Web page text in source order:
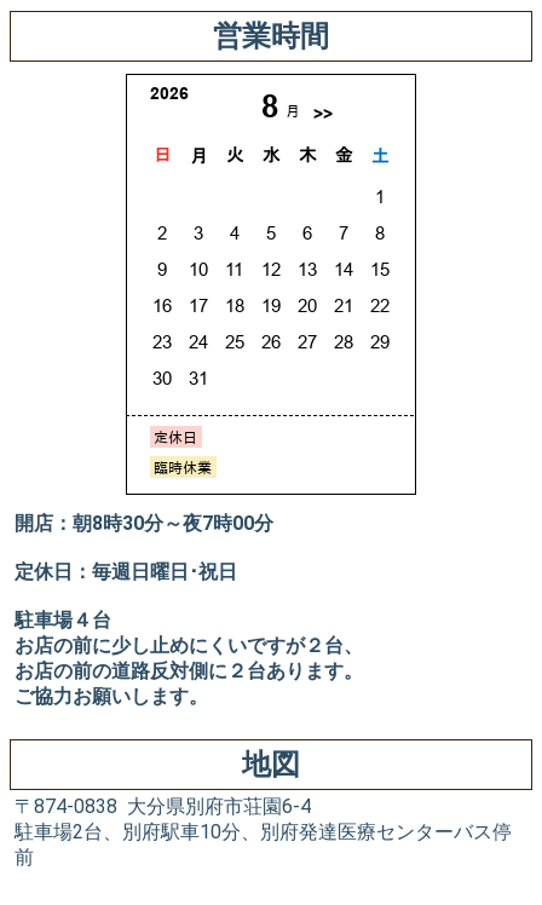
営業時間
開店：朝8時30分～夜7時00分
定休日：毎週日曜日･祝日
駐車場４台
お店の前に少し止めにくいですが２台、
お店の前の道路反対側に２台あります。
ご協力お願いします。
地図
〒874-0838 大分県別府市荘園6-4
駐車場2台、別府駅車10分、別府発達医療センターバス停
前